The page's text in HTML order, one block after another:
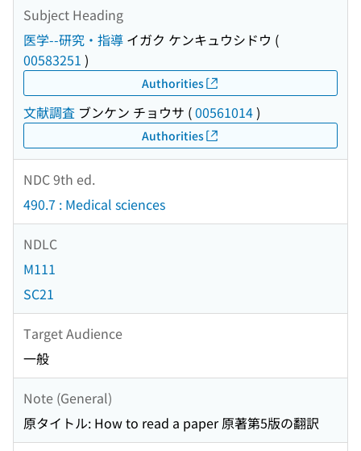
Subject Heading
医学--研究・指導 イガク ケンキュウシドウ (
00583251 )
Authorities
文献調査 ブンケン チョウサ (00561014)
Authorities
NDC 9th ed.
490.7 : Medical sciences
NDLC
M111
SC21
Target Audience
一般
Note (General)
原タイトル: How to read a paper 原著第5版の翻訳